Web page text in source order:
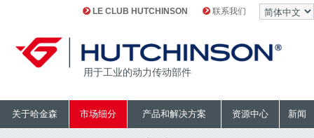
LE CLUB HUTCHINSON 联系我们
用于工业的动力传动部件
关于哈金森 市场细分 产品和解决方案 资源中心 新闻